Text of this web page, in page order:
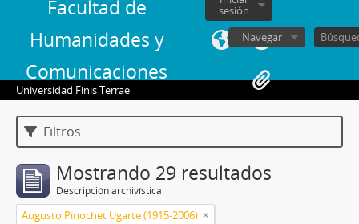
Facultad de
Humanidades y
Comunicaciones
sesión
Navegar
Universidad Finis Terrae
Filtros
Mostrando 29 resultados
Descripción archivística
Augusto Pinochet Ugarte (1915-2006)